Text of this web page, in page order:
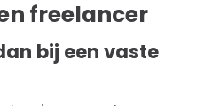
freelancer
bij een vaste